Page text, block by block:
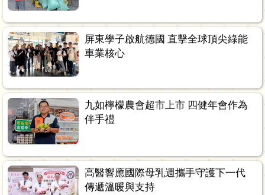
屏東學子啟航德國 直擊全球頂尖綠能
車業核心
九如檸檬農會超市上市 四健年會作為
伴手禮
高醫響應國際母乳週攜手守護下一代
傳遞溫暖與支持